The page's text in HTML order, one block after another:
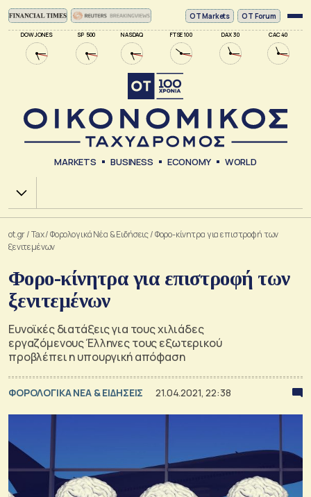
DOW JONES SP 500 NASDAQ FTSE 100 DAX 30 CAC 40
ΟΤ Markets OT Forum
MARKETS BUSINESS ECONOMY WORLD
Χ.Α.
ot.gr/Tax/Φορολογικά Νέα & Eιδήσεις/Φορο-κίνητρα για επιστροφή των
ξενιτεμένων
Φορο-κίνητρα για επιστροφή των
ξενιτεμένων
Ευνοϊκές διατάξεις για τους χιλιάδες
εργαζόμενους Έλληνες τους εξωτερικού
προβλέπει η υπουργική απόφαση
ΦΟΡΟΛΟΓΙΚΑ ΝΕΑ & EΙΔΗΣΕΙΣ 21.04.2021, 22:38